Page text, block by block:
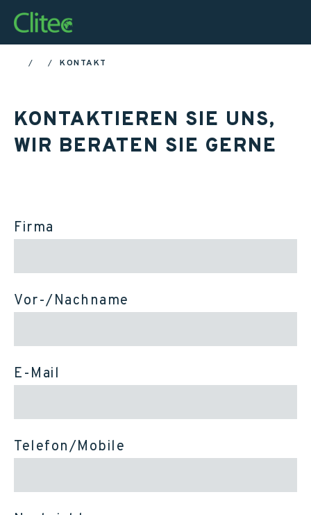
Startseite
HOME KONTAKT
KONTAKTIEREN SIE UNS,
WIR BERATEN SIE GERNE
Firma
Vor-/Nachname
E-Mail
Telefon/Mobile